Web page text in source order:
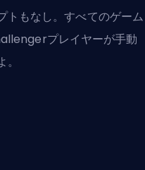
トもなし。すべてのゲーム
プレイヤーが手動